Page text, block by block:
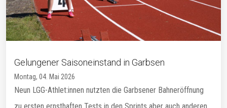
Gelungener Saisoneinstand in Garbsen
Montag, 04. Mai 2026
Neun LGG-Athlet:innen nutzten die Garbsener Bahneröffnung
zu ersten ernsthaften Tests in den Sprints aber auch anderen